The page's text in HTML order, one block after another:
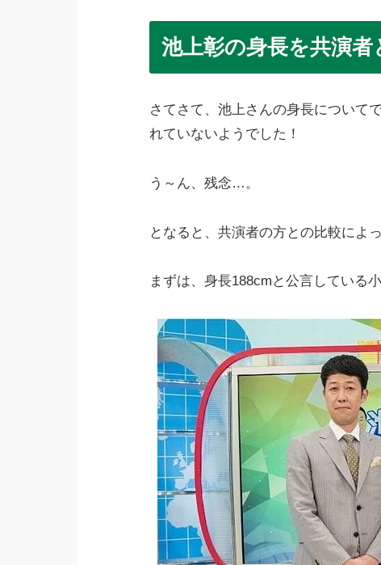
池上彰の身長を共演者
さてさて、池上さんの身長について
れていないようでした！
う～ん、残念…。
となると、共演者の方との比較によ
まずは、身長188cmと公言している